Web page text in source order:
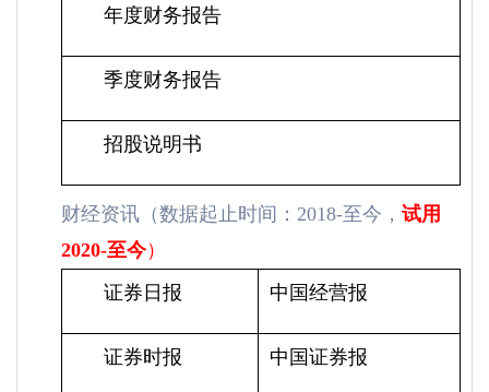
年度财务报告
季度财务报告
招股说明书
财经资讯（数据起止时间：2018-至今， 试用
2020-至今）
证券日报
中国经营报
证券时报 中国证券报